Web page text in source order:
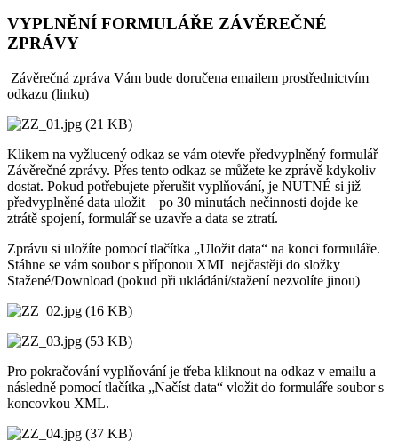
VYPLNĚNÍ FORMULÁŘE ZÁVĚREČNÉ
ZPRÁVY
Závěrečná zpráva Vám bude doručena emailem prostřednictvím
odkazu (linku)
Klikem na vyžlucený odkaz se vám otevře předvyplněný formulář
Závěrečné zprávy. Přes tento odkaz se můžete ke zprávě kdykoliv
dostat. Pokud potřebujete přerušit vyplňování, je NUTNÉ si již
předvyplněné data uložit – po 30 minutách nečinnosti dojde ke
ztrátě spojení, formulář se uzavře a data se ztratí.
Zprávu si uložíte pomocí tlačítka „Uložit data“ na konci formuláře.
Stáhne se vám soubor s příponou XML nejčastěji do složky
Stažené/Download (pokud při ukládání/stažení nezvolíte jinou)
Pro pokračování vyplňování je třeba kliknout na odkaz v emailu a
následně pomocí tlačítka „Načíst data“ vložit do formuláře soubor s
koncovkou XML.